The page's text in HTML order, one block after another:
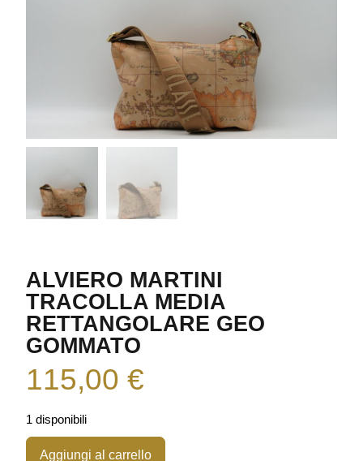
ALVIERO MARTINI
TRACOLLA MEDIA
RETTANGOLARE GEO
GOMMATO
115,00€
1 disponibili
Aggiungi al carrello